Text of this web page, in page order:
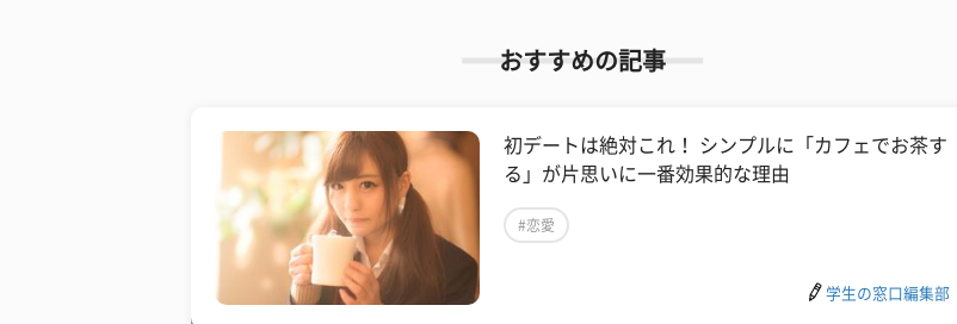
おすすめの記事
初デートは絶対これ！ シンプルに「カフェでお茶す
る」が片思いに一番効果的な理由
#恋愛
学生の窓口編集部